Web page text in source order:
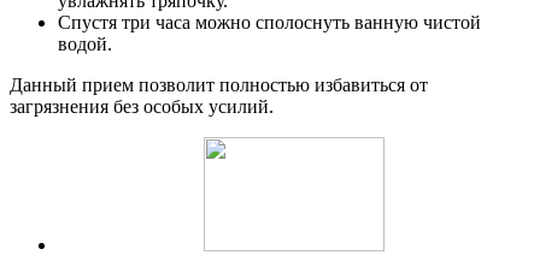
Спустя три часа можно сполоснуть ванную чистой
водой.
Данный прием позволит полностью избавиться от
загрязнения без особых усилий.